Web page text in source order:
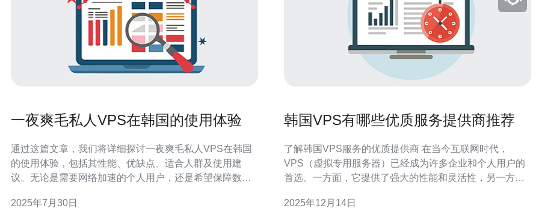
一夜爽毛私人VPS在韩国的使用体验
通过这篇文章，我们将详细探讨一夜爽毛私人VPS在韩国
的使用体验，包括其性能、优缺点、适合人群及使用建
议。无论是需要网络加速的个人用户，还是希望保障数据
务。 一夜爽毛私人VPS在韩国的性能如何？ 一夜爽毛私人
2025年7月30日
韩国VPS有哪些优质服务提供商推荐
了解韩国VPS服务的优质提供商 在当今互联网时代，
VPS（虚拟专用服务器）已经成为许多企业和个人用户的
首选。一方面，它提供了强大的性能和灵活性，另一方
国因其优越的网络基础设施和稳定的服务质量而备受关
2025年12月14日